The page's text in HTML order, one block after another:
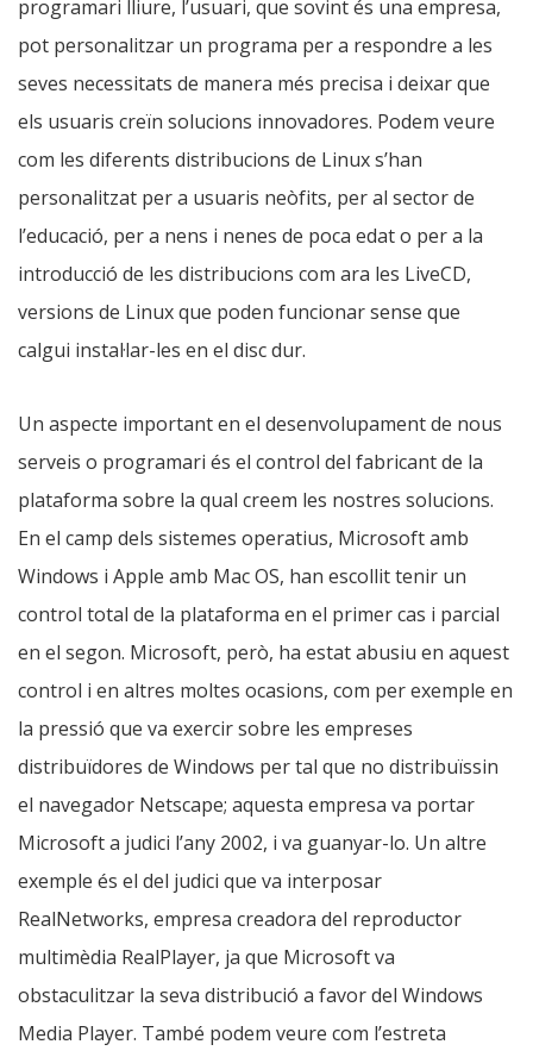
programari lliure, l’usuari, que sovint és una empresa,
pot personalitzar un programa per a respondre a les
seves necessitats de manera més precisa i deixar que
els usuaris creïn solucions innovadores. Podem veure
com les diferents distribucions de Linux s’han
personalitzat per a usuaris neòfits, per al sector de
l’educació, per a nens i nenes de poca edat o per a la
introducció de les distribucions com ara les LiveCD,
versions de Linux que poden funcionar sense que
calgui instal·lar-les en el disc dur.
Un aspecte important en el desenvolupament de nous
serveis o programari és el control del fabricant de la
plataforma sobre la qual creem les nostres solucions.
En el camp dels sistemes operatius, Microsoft amb
Windows i Apple amb Mac OS, han escollit tenir un
control total de la plataforma en el primer cas i parcial
en el segon. Microsoft, però, ha estat abusiu en aquest
control i en altres moltes ocasions, com per exemple en
la pressió que va exercir sobre les empreses
distribuïdores de Windows per tal que no distribuïssin
el navegador Netscape; aquesta empresa va portar
Microsoft a judici l’any 2002, i va guanyar-lo. Un altre
exemple és el del judici que va interposar
RealNetworks, empresa creadora del reproductor
multimèdia RealPlayer, ja que Microsoft va
obstaculitzar la seva distribució a favor del Windows
Media Player. També podem veure com l’estreta